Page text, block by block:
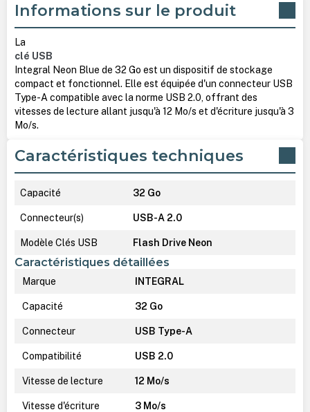
Informations sur le produit
La
clé USB
Integral Neon Blue de 32 Go est un dispositif de stockage
compact et fonctionnel. Elle est équipée d'un connecteur USB
Type-A compatible avec la norme USB 2.0, offrant des
vitesses de lecture allant jusqu'à 12 Mo/s et d'écriture jusqu'à 3
Mo/s.
Caractéristiques techniques
Capacité 32 Go
Connecteur(s) USB-A 2.0
Modèle Clés USB Flash Drive Neon
Caractéristiques détaillées
Marque INTEGRAL
Capacité 32 Go
Connecteur USB Type-A
Compatibilité USB 2.0
Vitesse de lecture 12 Mo/s
Vitesse d'écriture 3 Mo/s